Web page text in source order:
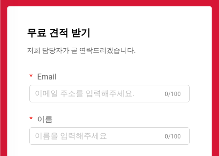
무료 견적 받기
저희 담당자가 곧 연락드리겠습니다.
Email
0/100
이름
0/100